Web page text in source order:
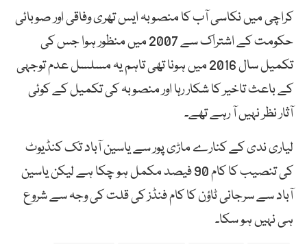
کراچی میں نکاسی آب کا منصوبہ ایس تھری وفاقی اور صوبائی
حکومت کے اشتراک سے 2007 میں منظور ہوا جس کی
تکمیل سال 2016 میں ہونا تھی تاہم یہ مسلسل عدم توجہی
کے باعث تاخیر کا شکار رہا اور منصوبہ کی تکمیل کے کوئی
آثار نظر نہیں آ رہے تھے۔
لیاری ندی کے کنارے ماڑی پور سے یاسین آباد تک کنڈیوٹ
کی تنصیب کا کام 90 فیصد مکمل ہو چکا ہے لیکن یاسین
آباد سے سرجانی ٹاؤن کا کام فنڈز کی قلت کی وجہ سے شروع
ہی نہیں ہو سکا۔